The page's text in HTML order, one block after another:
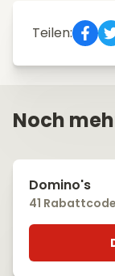
Teilen:
Noch
Domino's
41